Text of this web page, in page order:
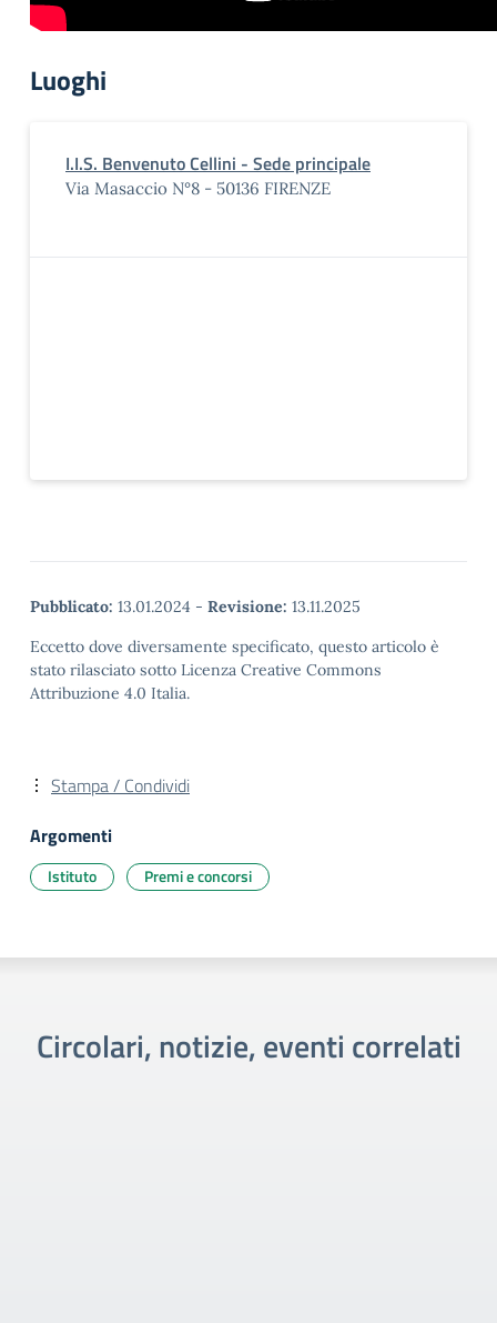
Luoghi
I.I.S. Benvenuto Cellini - Sede principale
Via Masaccio N°8 - 50136 FIRENZE
Pubblicato: 13.01.2024 - Revisione: 13.11.2025
Eccetto dove diversamente specificato, questo articolo è
stato rilasciato sotto Licenza Creative Commons
Attribuzione 4.0 Italia.
Stampa / Condividi
Argomenti
Istituto Premi e concorsi
Circolari, notizie, eventi correlati